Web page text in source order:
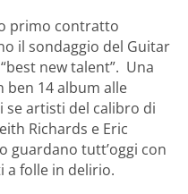
primo contratto
il sondaggio del Guitar
new talent”. Una
ben 14 album alle
se artisti del calibro di
Richards e Eric
guardano tutt’oggi con
a folle in delirio.